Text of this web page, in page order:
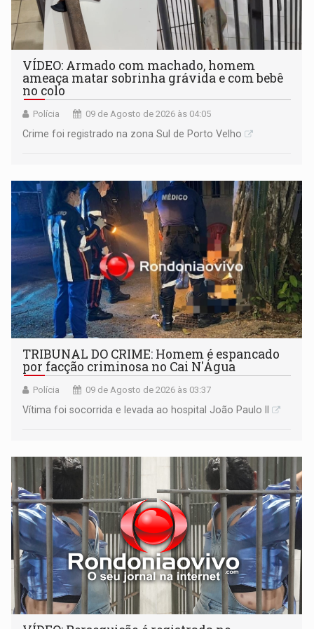
VÍDEO: Armado com machado, homem
ameaça matar sobrinha grávida e com bebê
no colo
Polícia 09 de Agosto de 2026 às 04:05
Crime foi registrado na zona Sul de Porto Velho
TRIBUNAL DO CRIME: Homem é espancado
por facção criminosa no Cai N'Água
Polícia 09 de Agosto de 2026 às 03:37
Vítima foi socorrida e levada ao hospital João Paulo II